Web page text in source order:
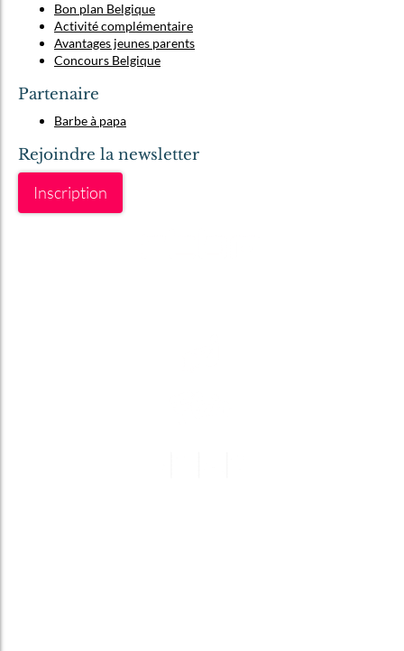
Bon plan Belgique
Activité complémentaire
Avantages jeunes parents
Concours Belgique
Partenaire
Barbe à papa
Rejoindre la newsletter
Inscription